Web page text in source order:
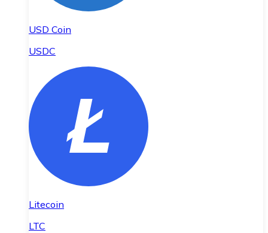
USD Coin
USDC
Litecoin
LTC